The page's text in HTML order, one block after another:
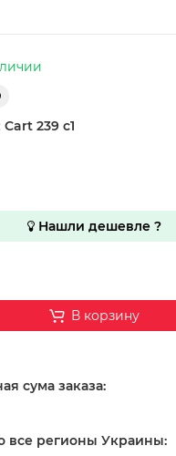
Cart 239 c1
Нашли дешевле ?
В корзину
сума заказа:
все регионы Украины: